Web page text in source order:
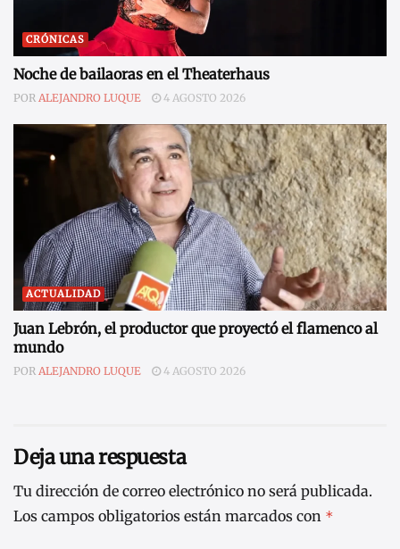
CRÓNICAS
Noche de bailaoras en el Theaterhaus
POR ALEJANDRO LUQUE 4 AGOSTO 2026
ACTUALIDAD
Juan Lebrón, el productor que proyectó el flamenco al
mundo
POR ALEJANDRO LUQUE 4 AGOSTO 2026
Deja una respuesta
Tu dirección de correo electrónico no será publicada.
Los campos obligatorios están marcados con *